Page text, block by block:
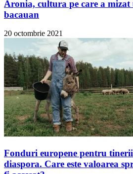
Aronia, cultura pe care a
bacauan
20 octombrie 2021
Fonduri europene pentru
diaspora. Care este valoarea